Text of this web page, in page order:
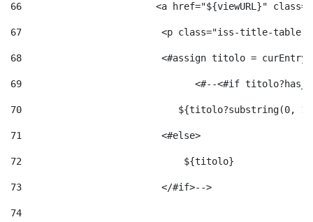
66
<a href="${viewURL}"
67
<p class="iss-title-
68
<#assign titolo =
69
<#--
70
${titolo?substring(0,
71
                         <#else>
72
                             ${titolo}
73
                         </#if>-->
74